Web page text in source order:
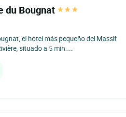
du Bougnat
el hotel más pequeño del Massif
situado a 5 min....